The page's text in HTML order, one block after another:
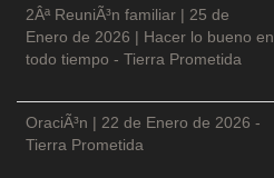
2Âª ReuniÃ³n familiar | 25 de
Enero de 2026 | Hacer lo bueno en
todo tiempo - Tierra Prometida
OraciÃ³n | 22 de Enero de 2026 -
Tierra Prometida